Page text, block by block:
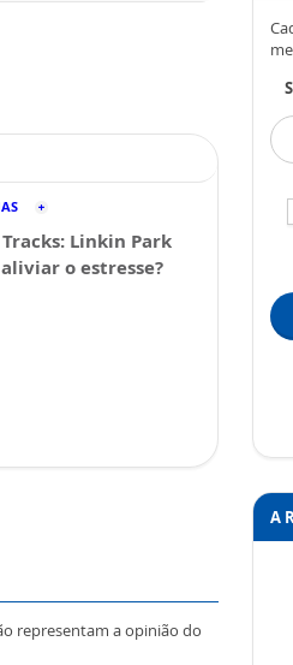
Tracks: Linkin Park
o estresse?
representam a opinião do
A